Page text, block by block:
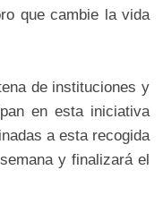
que cambie la vida
de instituciones y
en esta iniciativa
a esta recogida
y finalizará el